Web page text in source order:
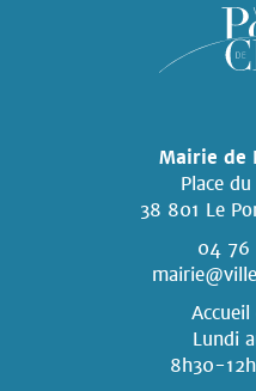
Mairie de
Place
38 801 Le
04 76
Lundi
8h30-